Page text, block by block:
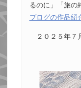
るのに」「旅の
ブログの作品紹
２０２５年７